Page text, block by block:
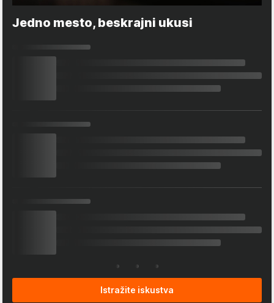
Jedno mesto, beskrajni ukusi
Istražite iskustva